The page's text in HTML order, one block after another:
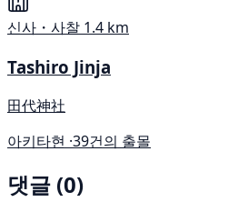
신사・사찰 1.4 km
Tashiro Jinja
田代神社
아키타현 ·39건의 출몰
댓글 (0)